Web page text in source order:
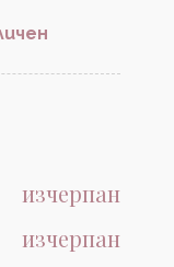
изчерпан
изчерпан